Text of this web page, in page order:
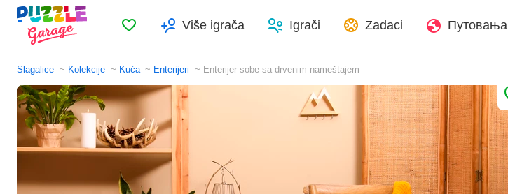
OmiljenoViše igrača Igrači Zadaci Путовања
Slagalice Kolekcije Kuća Enterijeri Enterijer sobe sa drvenim nameštajem